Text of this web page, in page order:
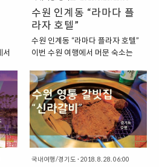
서
었
텔
요.
수원 인계동 “라마다 플
라자 호텔”
수원 인계동 “라마다 플라자 호텔”
이번 수원 여행에서 머문 숙소는
법 괜찮은 호텔인 “라마다 플라자
호텔”에서 숙박을 했는데요. 이번에
도 어김없이 다른 때와 마찬가지로
당일날 호텔을 저렴하게 예약할 수
있는 어플리케이션인 “데일리 호
텔”을 이용해서 상대적으로 저렴하
게 예약을 했습니다. 2018/03/26
- 호텔 당일 예약 어플 "데일리호텔"
국내여행/경기도 · 2018. 8. 28. 06:00